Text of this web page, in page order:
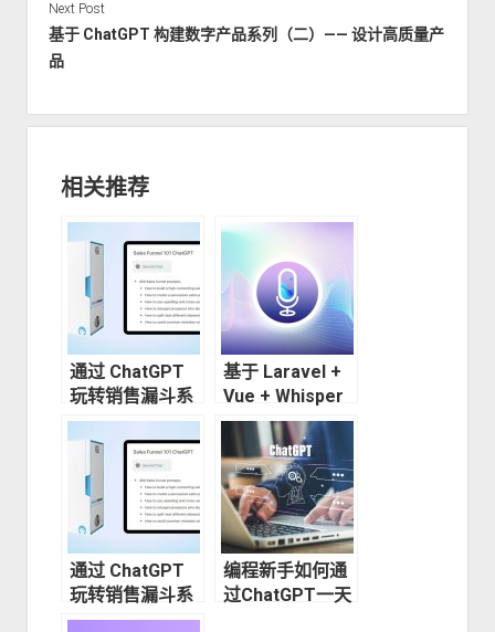
Next Post
基于 ChatGPT 构建数字产品系列（二）—— 设计高质量产
品
相关推荐
通过 ChatGPT
玩转销售漏斗系
列（二十）——
如何为发布做好
准备
基于 Laravel +
Vue + Whisper
实现语音版
ChatGPT
通过 ChatGPT
玩转销售漏斗系
列（十八）——
编程新手如何通
过ChatGPT一天